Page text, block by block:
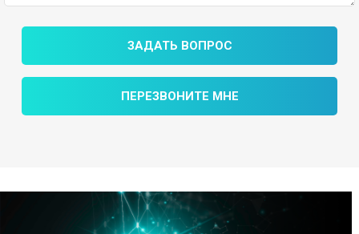
ЗАДАТЬ ВОПРОС
ПЕРЕЗВОНИТЕ МНЕ